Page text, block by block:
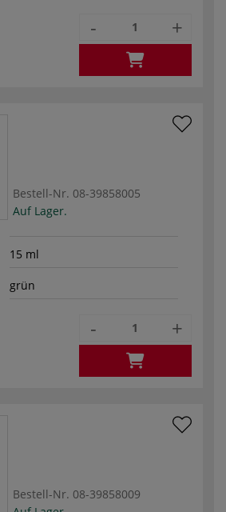
- +
Bestell-Nr. 08-39858005
Auf Lager.
15 ml
grün
- +
Bestell-Nr. 08-39858009